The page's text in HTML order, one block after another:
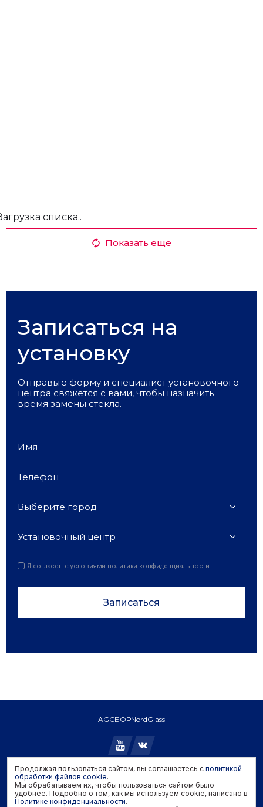
списка..
Показать еще
Записаться на
установку
Отправьте форму и специалист установочного
центра свяжется с вами, чтобы назначить
время замены стекла.
Выберите город
Установочный центр
Я согласен с условиями политики конфиденциальности
Записаться
AGCБОРNordGlass
Copyright © 2026 AGC. All rights reserved.
Политика конфиденциальности
Политика обработки файлов cookie
Продолжая пользоваться сайтом, вы соглашаетесь с политикой
обработки файлов cookie.
Мы обрабатываем их, чтобы пользоваться сайтом было
удобнее. Подробно о том, как мы используем cookie, написано в
Политике конфиденциальности.